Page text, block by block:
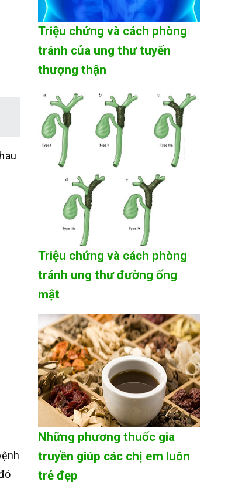
Triệu chứng và cách phòng
tránh của ung thư tuyến
thượng thận
Triệu chứng và cách phòng
tránh ung thư đường ống
mật
Những phương thuốc gia
truyền giúp các chị em luôn
trẻ đẹp